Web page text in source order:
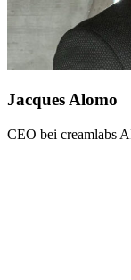
Jacques Alomo
CEO bei creamlabs